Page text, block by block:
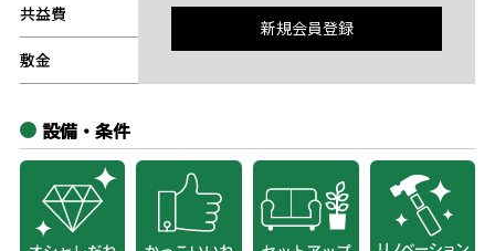
共益費
敷金
新規会員登録
設備・条件